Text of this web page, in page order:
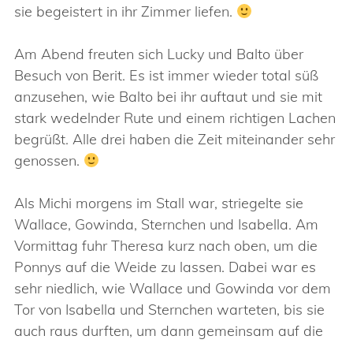
sie begeistert in ihr Zimmer liefen.
Am Abend freuten sich Lucky und Balto über
Besuch von Berit. Es ist immer wieder total süß
anzusehen, wie Balto bei ihr auftaut und sie mit
stark wedelnder Rute und einem richtigen Lachen
begrüßt. Alle drei haben die Zeit miteinander sehr
genossen.
Als Michi morgens im Stall war, striegelte sie
Wallace, Gowinda, Sternchen und Isabella. Am
Vormittag fuhr Theresa kurz nach oben, um die
Ponnys auf die Weide zu lassen. Dabei war es
sehr niedlich, wie Wallace und Gowinda vor dem
Tor von Isabella und Sternchen warteten, bis sie
auch raus durften, um dann gemeinsam auf die